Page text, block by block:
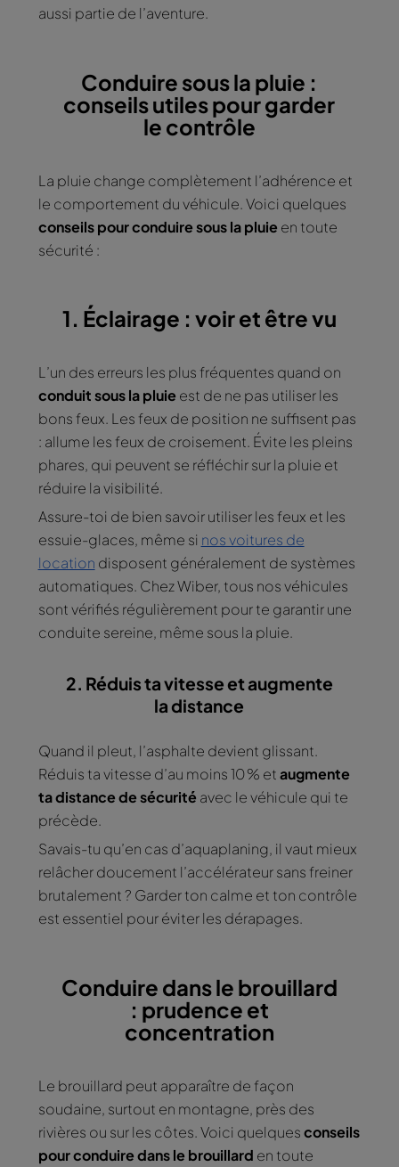
aussi partie de l’aventure.
Conduire sous la pluie :
conseils utiles pour garder
le contrôle
La pluie change complètement l’adhérence et
le comportement du véhicule. Voici quelques
conseils pour conduire sous la pluie en toute
sécurité :
1. Éclairage : voir et être vu
L’un des erreurs les plus fréquentes quand on
conduit sous la pluie est de ne pas utiliser les
bons feux. Les feux de position ne suffisent pas
: allume les feux de croisement. Évite les pleins
phares, qui peuvent se réfléchir sur la pluie et
réduire la visibilité.
Assure-toi de bien savoir utiliser les feux et les
essuie-glaces, même si nos voitures de
location disposent généralement de systèmes
automatiques. Chez Wiber, tous nos véhicules
sont vérifiés régulièrement pour te garantir une
conduite sereine, même sous la pluie.
2. Réduis ta vitesse et augmente
la distance
Quand il pleut, l’asphalte devient glissant.
Réduis ta vitesse d’au moins 10 % etaugmente
ta distance de sécurité avec le véhicule qui te
précède.
Savais-tu qu’en cas d’aquaplaning, il vaut mieux
relâcher doucement l’accélérateur sans freiner
brutalement ? Garder ton calme et ton contrôle
est essentiel pour éviter les dérapages.
Conduire dans le brouillard
: prudence et
concentration
Le brouillard peut apparaître de façon
soudaine, surtout en montagne, près des
rivières ou sur les côtes. Voici quelquesconseils
pour conduire dans le brouillard en toute